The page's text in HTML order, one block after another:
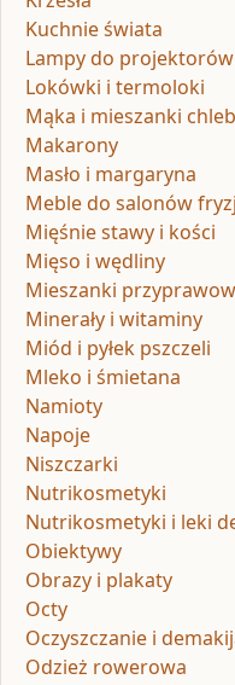
Kuchnie świata
Lampy do projektorów
Lokówki i termoloki
Mąka i mieszanki
Makarony
Masło i margaryna
Meble do salonów
Mięśnie stawy i kości
Mięso i wędliny
Mieszanki
Minerały i witaminy
Miód i pyłek pszczeli
Mleko i śmietana
Namioty
Napoje
Niszczarki
Nutrikosmetyki
Nutrikosmetyki i leki
Obiektywy
Obrazy i plakaty
Octy
Oczyszczanie i
Odzież rowerowa